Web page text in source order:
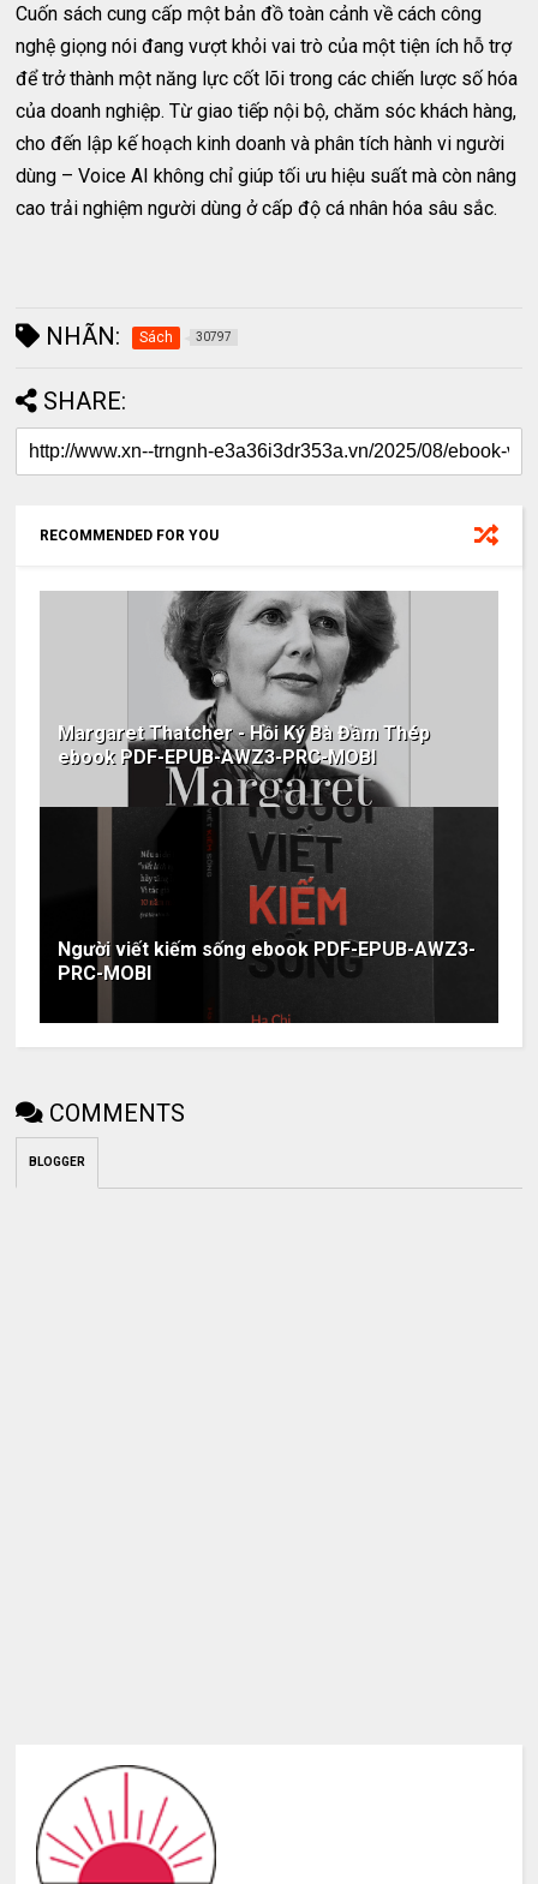
Cuốn sách cung cấp một bản đồ toàn cảnh về cách công
nghệ giọng nói đang vượt khỏi vai trò của một tiện ích hỗ trợ
để trở thành một năng lực cốt lõi trong các chiến lược số hóa
của doanh nghiệp. Từ giao tiếp nội bộ, chăm sóc khách hàng,
cho đến lập kế hoạch kinh doanh và phân tích hành vi người
dùng – Voice AI không chỉ giúp tối ưu hiệu suất mà còn nâng
cao trải nghiệm người dùng ở cấp độ cá nhân hóa sâu sắc.
NHÃN: Sách 30797
SHARE:
RECOMMENDED FOR YOU
Margaret Thatcher - Hồi Ký Bà Đầm Thép
ebook PDF-EPUB-AWZ3-PRC-MOBI
Người viết kiếm sống ebook PDF-EPUB-AWZ3-
PRC-MOBI
COMMENTS
BLOGGER